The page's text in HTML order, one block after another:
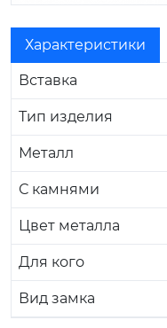
Характеристики
Вставка
Тип изделия
Металл
С камнями
Цвет металла
Для кого
Вид замка